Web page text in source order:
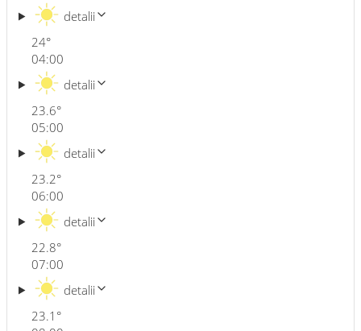
24°
detalii
04:00
23.6°
detalii
05:00
23.2°
detalii
06:00
22.8°
detalii
07:00
23.1 °
detalii